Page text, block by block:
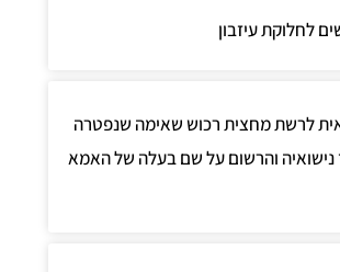
עיזבון
רכוש שאימה שנפטרה
על שם בעלה של האמא